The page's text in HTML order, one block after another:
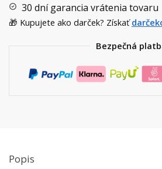
30 dní garancia vrátenia tovaru
🎁 Kupujete ako darček? Získať
Bezpečná
Popis